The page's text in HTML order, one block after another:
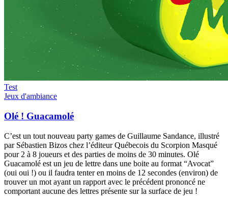
Test
Jeux d'ambiance
Olé ! Guacamolé
C’est un tout nouveau party games de Guillaume Sandance, illustré
par Sébastien Bizos chez l’éditeur Québecois du Scorpion Masqué
pour 2 à 8 joueurs et des parties de moins de 30 minutes. Olé
Guacamolé est un jeu de lettre dans une boite au format “Avocat”
(oui oui !) ou il faudra tenter en moins de 12 secondes (environ) de
trouver un mot ayant un rapport avec le précédent prononcé ne
comportant aucune des lettres présente sur la surface de jeu !